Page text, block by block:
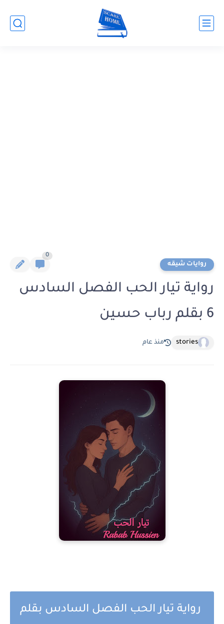
روايات شيقه
0
رواية تيار الحب الفصل السادس
6 بقلم رباب حسين
stories منذ عام
رواية تيار الحب الفصل السادس بقلم